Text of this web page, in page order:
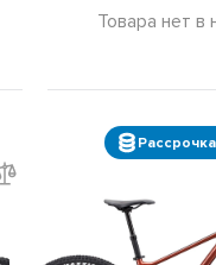
Товара нет в